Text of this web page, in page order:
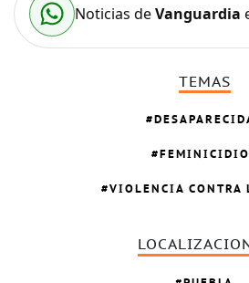
Noticias deVanguardia
TEMAS
VIOLENCIA CONTRA